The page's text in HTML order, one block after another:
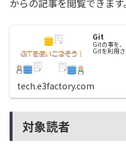
からの記事を閲覧できます
Git
Gitの事を
Gitを利用さ
tech.e3factory.com
対象読者